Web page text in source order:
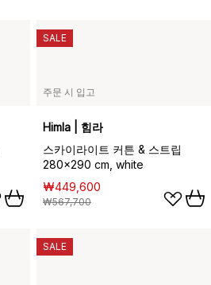
주문 시 입고
Himla | 힘라
스카이라이트 커튼 & 스트립
280x290 cm, white
₩449,600
₩567,700
SALE
SALE